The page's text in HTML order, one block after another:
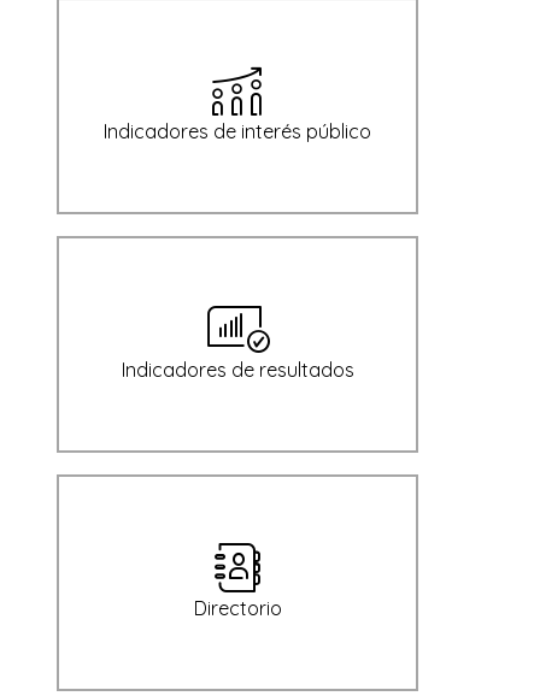
Indicadores de interés público
Indicadores de resultados
Directorio